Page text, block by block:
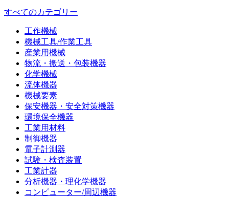
すべてのカテゴリー
工作機械
機械工具/作業工具
産業用機械
物流・搬送・包装機器
化学機械
流体機器
機械要素
保安機器・安全対策機器
環境保全機器
工業用材料
制御機器
電子計測器
試験・検査装置
工業計器
分析機器・理化学機器
コンピューター/周辺機器